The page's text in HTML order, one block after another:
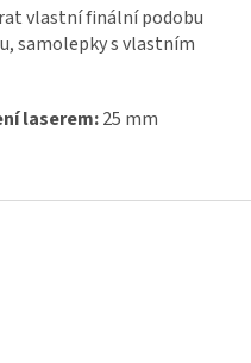
vlastní finální podobu
samolepky s vlastním
laserem:25 mm